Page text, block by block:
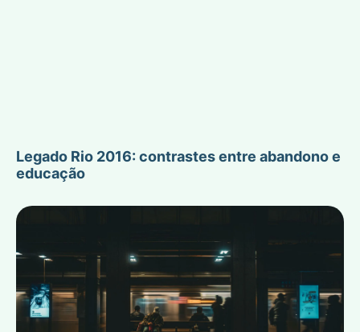
Legado Rio 2016: contrastes entre abandono e
educação